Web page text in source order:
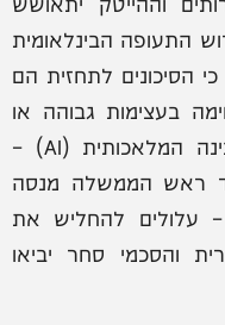
התעופה הבינלאומית
הסיכונים לתחזית הם
בעצימות גבוהה או
קריסה גלובלית בשווי חברות הבינה המלאכותית (AI) –
ראש הממשלה מנסה
עלולים להחליש את
והסכמי סחר יביאו